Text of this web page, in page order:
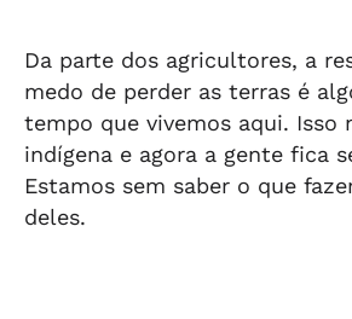
Da parte dos agricultores, a
medo de perder as terras é
tempo que vivemos aqui. Isso
indígena e agora a gente fica
Estamos sem saber o que
deles.